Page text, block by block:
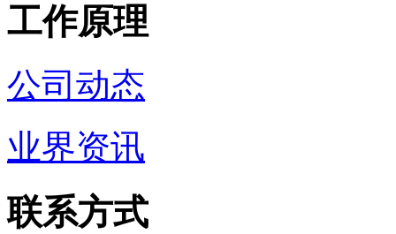
工作原理
公司动态
业界资讯
联系方式